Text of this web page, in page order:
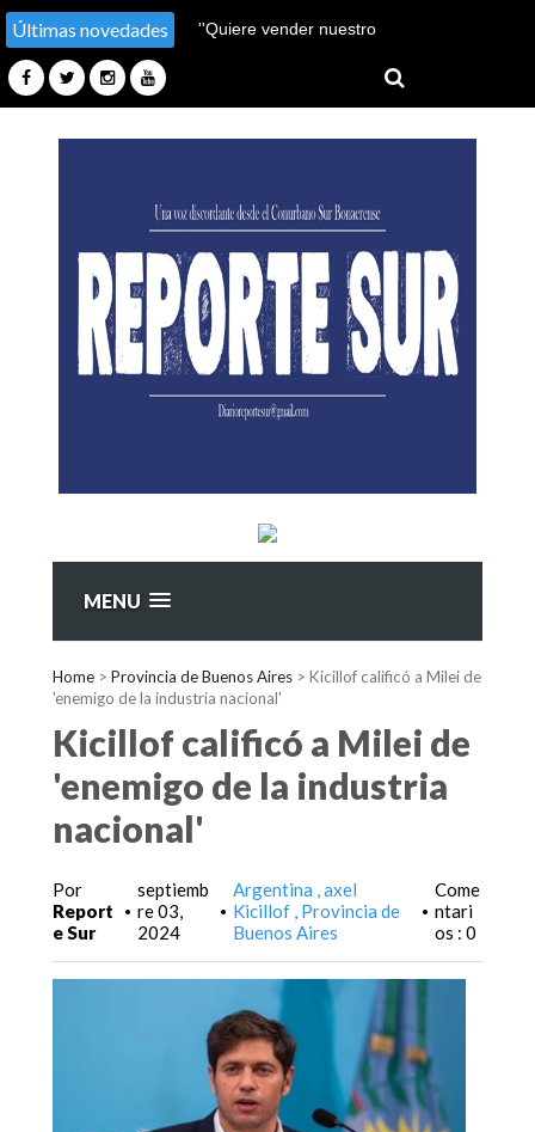
Últimas novedades
''Hay un millón de pobres
MENU
Home > Provincia de Buenos Aires > Kicillof calificó a Milei de
'enemigo de la industria nacional'
Kicillof calificó a Milei de
'enemigo de la industria
nacional'
Por
Report
e Sur
•
septiemb
re 03,
2024
•
Argentina axel
Kicillof Provincia de
Buenos Aires
•
Come
ntari
os : 0